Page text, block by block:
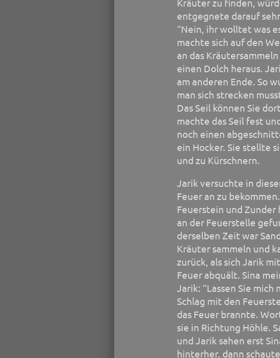
Kräuter zu finden,
entgegnete darauf
“Nein, ihr wolltet was
machte sich auf den
an das
einen Dolch heraus.
am anderen Ende. So
man sich strecken
Das Seil können Sie
machte das Seil fest
noch einen
ein Hocker. Sie stellte
und zu Kürschnern.
Jarik versuchte in
Feuer an zu bekommen.
Feuerstein und Zunder
an der Feuerstelle
derselben Zeit war
Kräuter sammeln und
zurück, als sich Jarik
Feuer abquält. Sina
Jarik: “Lassen Sie mich
Schlag mit den
das Feuer brannte.
sie in Richtung Höhle.
und Jarik sahen erst
hinterher, dann